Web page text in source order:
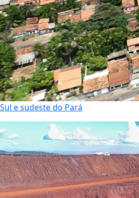
Sul e sudeste do Pará